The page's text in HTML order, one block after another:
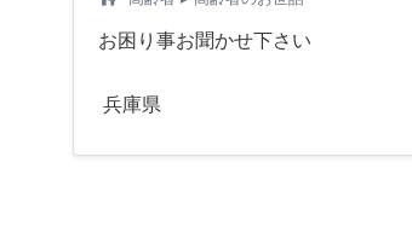
お困り事お聞かせ下さい
兵庫県